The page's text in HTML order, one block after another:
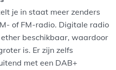
je in staat meer zenders
of FM-radio. Digitale radio
beschikbaar, waardoor
is. Er zijn zelfs
met een DAB+